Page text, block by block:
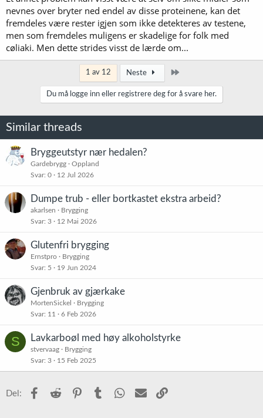
nevnes over bryter ned endel av disse proteinene, kan det
fremdeles være rester igjen som ikke detekteres av testene,
men som fremdeles muligens er skadelige for folk med
cøliaki. Men dette strides visst de lærde om...
1 av 12 Neste
Du må logge inn eller registrere deg for å svare her.
Similar threads
Bryggeutstyr nær hedalen?
Gardebrygg
Oppland
Svar 0 12 Jul 2026
Dumpe trub - eller bortkastet ekstra arbeid?
akarlsen
Brygging
Svar 3 12 Mai 2026
Glutenfri brygging
Ernstpro
Brygging
Svar 5 19 Jun 2024
Gjenbruk av gjærkake
MortenSickel
Brygging
Svar 11 6 Feb 2026
S Lavkarboøl med høy alkoholstyrke
stvervaag
Brygging
Svar 3 15 Feb 2025
Del: Facebook
Reddit PinterestTumblr WhatsApp
E-post